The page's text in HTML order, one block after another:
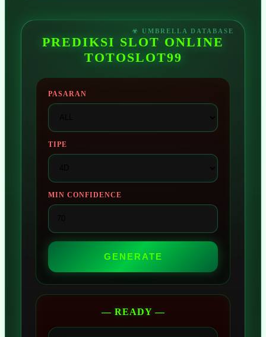
PREDIKSI SLOT ONLINE
TOTOSLOT99
PASARAN
TIPE
MIN CONFIDENCE
GENERATE
— READY —